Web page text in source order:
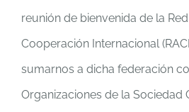
reunión de bienvenida de la
Cooperación Internacional
sumarnos a dicha federación
Organizaciones de la Sociedad